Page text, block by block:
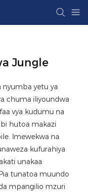
Jungle
nyumba yetu ya
chuma iliyoundwa
vya kudumu na
hutoa makazi
Imewekwa na
kufurahiya
unakaa
tunatoa muundo
mpangilio mzuri